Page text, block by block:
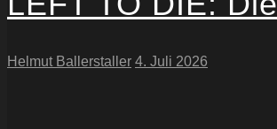
Helmut Ballerstaller 4. Juli 2026